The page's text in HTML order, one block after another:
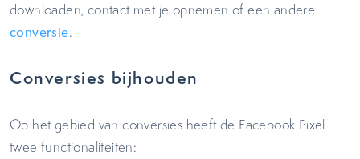
downloaden, contact met je opnemen of een andere
conversie.
Conversies bijhouden
Op het gebied van conversies heeft de Facebook Pixel
twee functionaliteiten: